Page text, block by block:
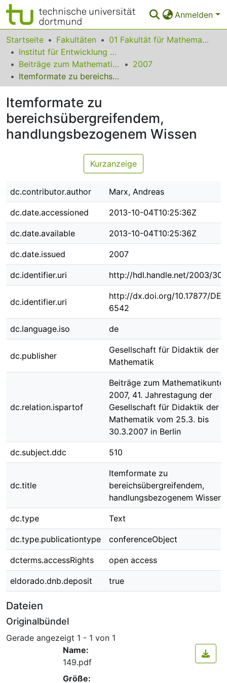
Anmelden
Bereiche & Sammlungen
Das gesamte Repositorium
Statistiken
FAQ
Leitlinien
Zurück zur Startseite
Startseite Fakultäten
01 Fakultät für Mathematik
Institut für Entwicklung und Erforschung des Mathematikunterrichts
Beiträge zum Mathematikunterricht
2007
Itemformate zu bereichsübergreifendem, handlungsbezogenem Wissen
Itemformate zu
bereichsübergreifendem,
handlungsbezogenem Wissen
Kurzanzeige
dc.contributor.author Marx, Andreas
dc.date.accessioned 2013-10-04T10:25:36Z
dc.date.available 2013-10-04T10:25:36Z
dc.date.issued 2007
dc.identifier.uri http://hdl.handle.net/2003/
dc.identifier.uri
http://dx.doi.org/10.17877/
6542
dc.language.iso de
dc.publisher
Gesellschaft für Didaktik der
Mathematik
dc.relation.ispartof
Beiträge zum
2007, 41. Jahrestagung der
Gesellschaft für Didaktik der
Mathematik vom 25.3. bis
30.3.2007 in Berlin
dc.subject.ddc 510
dc.title
Itemformate zu
bereichsübergreifendem,
handlungsbezogenem Wissen
dc.type Text
dc.type.publicationtype conferenceObject
dcterms.accessRights open access
eldorado.dnb.deposit true
Dateien
Originalbündel
Gerade angezeigt 1 - 1 von 1
Name:
149.pdf
Größe: